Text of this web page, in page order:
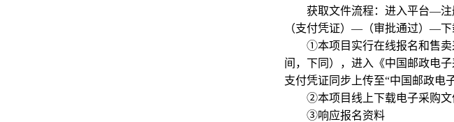
获取文件流程：进入平台—
（支付凭证）—（审批通过）—下
①本项目实行在线报名和售卖
间，下同），进入《中国邮政电
支付凭证同步上传至“中国邮政电
②本项目线上下载电子采购文
③响应报名资料